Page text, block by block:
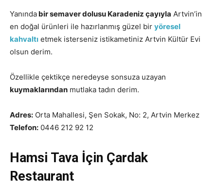
Yanında bir semaver dolusu Karadeniz çayıyla Artvin’in
en doğal ürünleri ile hazırlanmış güzel bir yöresel
kahvaltı etmek isterseniz istikametiniz Artvin Kültür Evi
olsun derim.
Özellikle çektikçe neredeyse sonsuza uzayan
kuymaklarından mutlaka tadın derim.
Adres: Orta Mahallesi, Şen Sokak, No: 2, Artvin Merkez
Telefon: 0446 212 92 12
Hamsi Tava İçin Çardak
Restaurant